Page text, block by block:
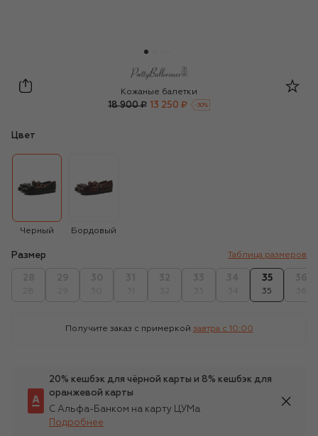
Pretty Ballerinas
Кожаные балетки
18 900 ₽ 13 250 ₽ -30%
Цвет
Черный Бордовый
Размер Таблица размеров
35
35
Получите заказ с примеркой завтра c 10:00
20% кешбэк для чёрной карты и 8% кешбэк для
оранжевой карты
С Альфа-Банком на карту ЦУМа
Подробнее